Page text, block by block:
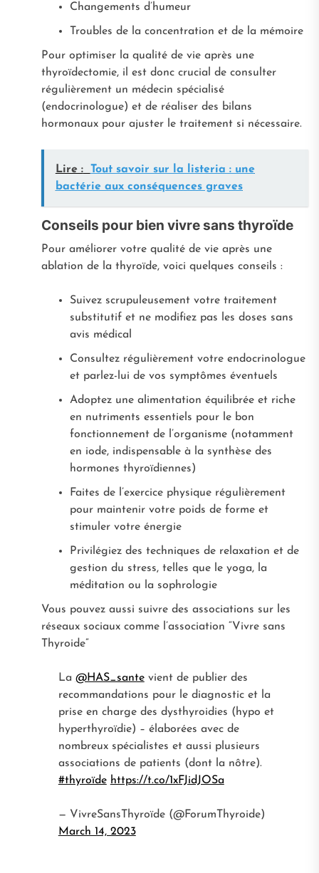
Changements d’humeur
Troubles de la concentration et de la mémoire
Pour optimiser la qualité de vie après une
thyroïdectomie, il est donc crucial de consulter
régulièrement un médecin spécialisé
(endocrinologue) et de réaliser des bilans
hormonaux pour ajuster le traitement si nécessaire.
Lire :
Tout savoir sur la listeria : une
bactérie aux conséquences graves
Conseils pour bien vivre sans thyroïde
Pour améliorer votre qualité de vie après une
ablation de la thyroïde, voici quelques conseils :
Suivez scrupuleusement votre traitement
substitutif et ne modifiez pas les doses sans
avis médical
Consultez régulièrement votre endocrinologue
et parlez-lui de vos symptômes éventuels
Adoptez une alimentation équilibrée et riche
en nutriments essentiels pour le bon
fonctionnement de l’organisme (notamment
en iode, indispensable à la synthèse des
hormones thyroïdiennes)
Faites de l’exercice physique régulièrement
pour maintenir votre poids de forme et
stimuler votre énergie
Privilégiez des techniques de relaxation et de
gestion du stress, telles que le yoga, la
méditation ou la sophrologie
Vous pouvez aussi suivre des associations sur les
réseaux sociaux comme l’association “Vivre sans
Thyroide”
La @HAS_santevient de publier des
recommandations pour le diagnostic et la
prise en charge des dysthyroidies (hypo et
hyperthyroïdie) – élaborées avec de
nombreux spécialistes et aussi plusieurs
associations de patients (dont la nôtre).
#thyroïde https://t.co/1xFJidJOSa
— VivreSansThyroïde (@ForumThyroide)
March 14, 2023